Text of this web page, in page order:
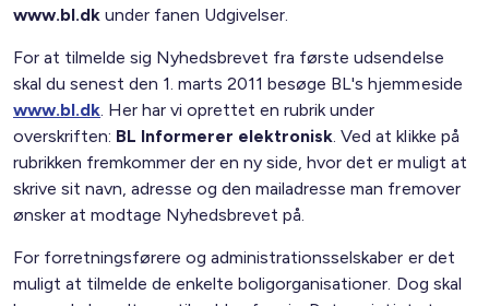
www.bl.dkunder fanen Udgivelser.
For at tilmelde sig Nyhedsbrevet fra første udsendelse
skal du senest den 1. marts 2011 besøge BL's hjemmeside
www.bl.dk. Her har vi oprettet en rubrik under
overskriften: BL Informerer elektronisk. Ved at klikke på
rubrikken fremkommer der en ny side, hvor det er muligt at
skrive sit navn, adresse og den mailadresse man fremover
ønsker at modtage Nyhedsbrevet på.
For forretningsførere og administrationsselskaber er det
muligt at tilmelde de enkelte boligorganisationer. Dog skal